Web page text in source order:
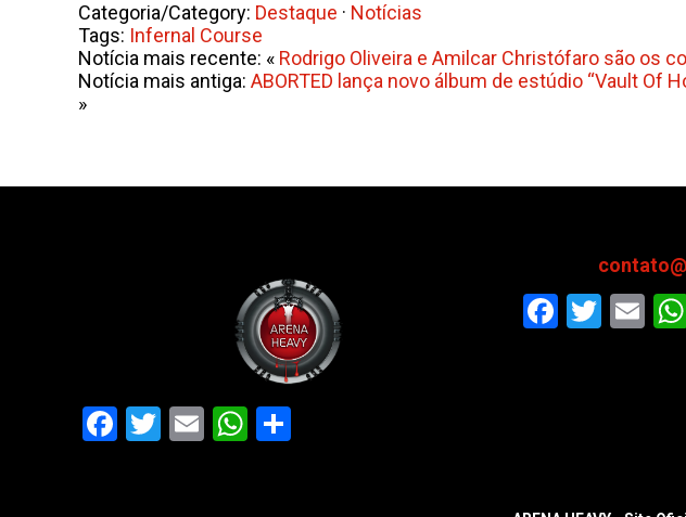
Categoria/Category: Destaque · Notícias
Tags: Infernal Course
Notícia mais recente: « Rodrigo Oliveira e Amilcar Christófaro são os
Notícia mais antiga: ABORTED lança novo álbum de estúdio “Vault Of
»
Facebook
Twitter
EmailWhatsApp